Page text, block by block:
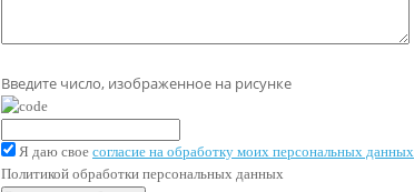
Введите число, изображенное на рисунке
Я даю свое согласие на обработку моих персональных данных
Политикой обработки персональных данных